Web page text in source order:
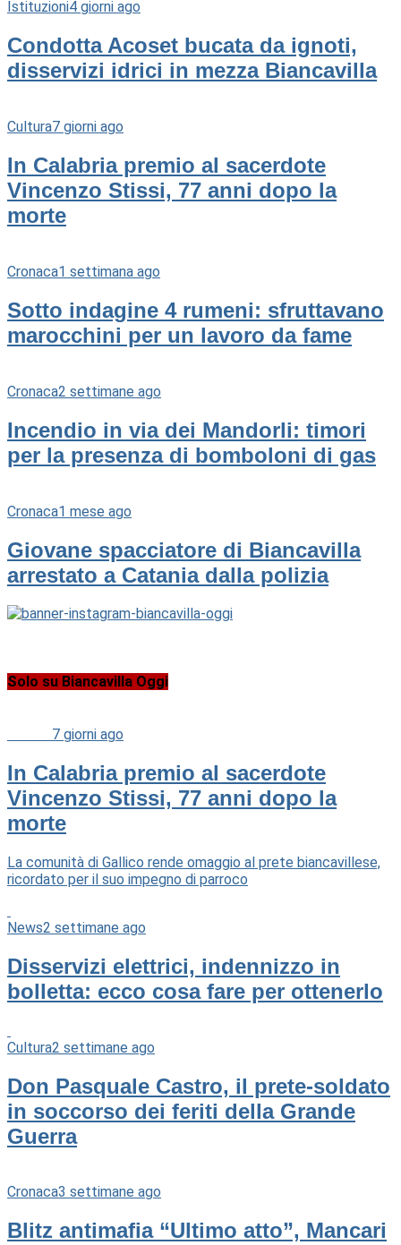
Istituzioni4 giorni ago
Condotta Acoset bucata da ignoti,
disservizi idrici in mezza Biancavilla
Cultura7 giorni ago
In Calabria premio al sacerdote
Vincenzo Stissi, 77 anni dopo la
morte
Cronaca1 settimana ago
Sotto indagine 4 rumeni: sfruttavano
marocchini per un lavoro da fame
Cronaca2 settimane ago
Incendio in via dei Mandorli: timori
per la presenza di bomboloni di gas
Cronaca1 mese ago
Giovane spacciatore di Biancavilla
arrestato a Catania dalla polizia
Solo su Biancavilla Oggi
7 giorni ago
In Calabria premio al sacerdote
Vincenzo Stissi, 77 anni dopo la
morte
La comunità di Gallico rende omaggio al prete biancavillese,
ricordato per il suo impegno di parroco
News2 settimane ago
Disservizi elettrici, indennizzo in
bolletta: ecco cosa fare per ottenerlo
Cultura2 settimane ago
Don Pasquale Castro, il prete-soldato
in soccorso dei feriti della Grande
Guerra
Cronaca3 settimane ago
Blitz antimafia “Ultimo atto”, Mancari